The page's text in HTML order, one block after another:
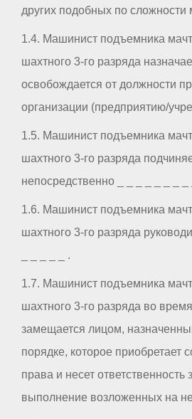
других подобных по
1.4. Машинист подъемника
шахтного 3-го разряда
освобождается от должности
организации (предприятию/
1.5. Машинист подъемника
шахтного 3-го разряда
непосредственно _ _ _ _ _ _ _ _
1.6. Машинист подъемника
шахтного 3-го разряда
_ _ _ _ _ .
1.7. Машинист подъемника
шахтного 3-го разряда во
замещается лицом,
порядке, которое приобретает
права и несет
выполнение возложенных на